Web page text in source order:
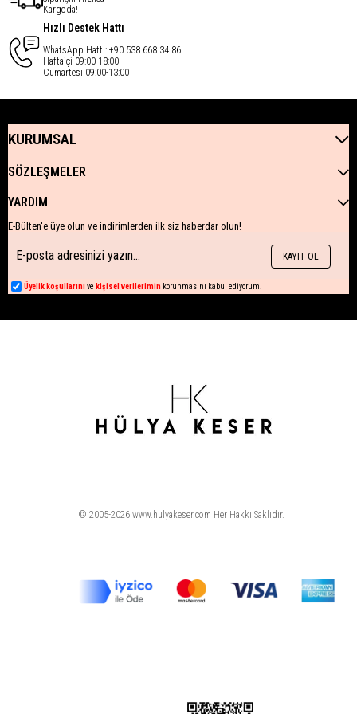
Kargoda!
Hızlı Destek Hattı
WhatsApp Hattı: +90 538 668 34 86
Haftaiçi 09:00-18:00
Cumartesi 09:00-13:00
KURUMSAL
SÖZLEŞMELER
YARDIM
E-Bülten'e üye olun ve indirimlerden ilk siz haberdar olun!
KAYIT OL
Üyelik koşullarını ve kişisel verilerimin korunmasını kabul ediyorum.
© 2005-2026 www.hulyakeser.com Her Hakkı Saklıdır.